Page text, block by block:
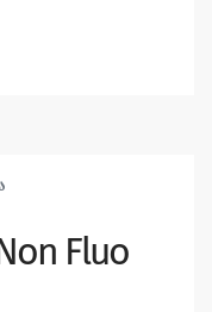
Fluo